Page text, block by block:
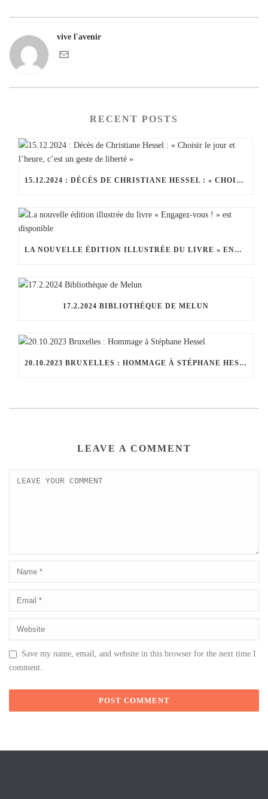
vive l'avenir
RECENT POSTS
15.12.2024 : DÉCÈS DE CHRISTIANE HESSEL : « CHOISIR LE JOUR ET L’HEURE, C’EST UN GESTE DE LIBERTÉ »
LA NOUVELLE ÉDITION ILLUSTRÉE DU LIVRE « ENGAGEZ-VOUS ! » EST DISPONIBLE
17.2.2024 BIBLIOTHÈQUE DE MELUN
20.10.2023 BRUXELLES : HOMMAGE À STÉPHANE HESSEL
LEAVE A COMMENT
Save my name, email, and website in this browser for the next time I
comment.